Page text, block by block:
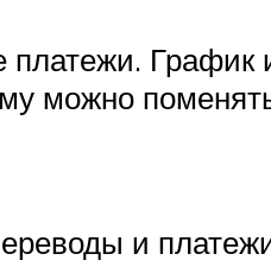
График
можно
и